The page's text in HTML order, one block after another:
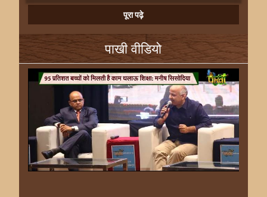
Previous
Next
पूरा पढ़े
पाखी वीडियो